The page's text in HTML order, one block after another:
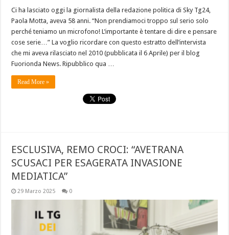
Ci ha lasciato oggi la giornalista della redazione politica di Sky Tg24,
Paola Motta, aveva 58 anni. “Non prendiamoci troppo sul serio solo
perché teniamo un microfono! L’importante è tentare di dire e pensare
cose serie…” La voglio ricordare con questo estratto dell’intervista
che mi aveva rilasciato nel 2010 (pubblicata il 6 Aprile) per il blog
Fuorionda News. Ripubblico qua …
Read More »
ESCLUSIVA, REMO CROCI: “AVETRANA
SCUSACI PER ESAGERATA INVASIONE
MEDIATICA”
29 Marzo 2025 0